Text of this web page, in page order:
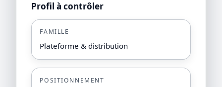
Profil à contrôler
FAMILLE
Plateforme & distribution
POSITIONNEMENT